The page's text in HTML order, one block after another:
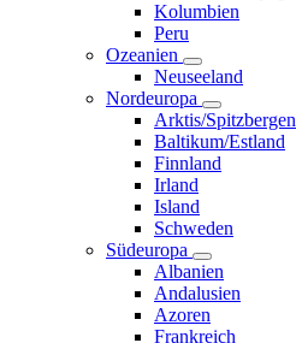
Kolumbien
Peru
Ozeanien
Neuseeland
Nordeuropa
Arktis/Spitzbergen
Baltikum/Estland
Finnland
Irland
Island
Schweden
Südeuropa
Albanien
Andalusien
Azoren
Frankreich